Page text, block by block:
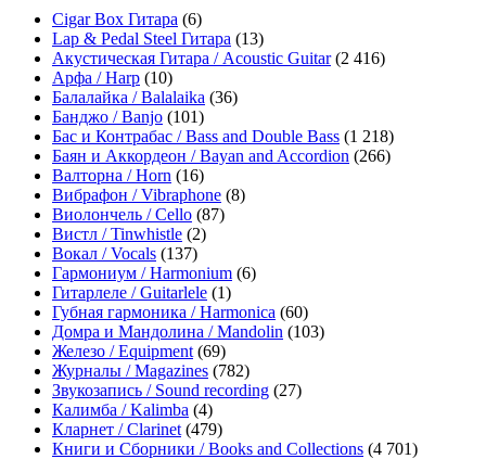
Cigar Box Гитара (6)
Lap & Pedal Steel Гитара (13)
Акустическая Гитара / Acoustic Guitar(2 416)
Арфа / Harp (10)
Балалайка / Balalaika (36)
Банджо / Banjo (101)
Бас и Контрабас / Bass and Double Bass (1 218)
Баян и Аккордеон / Bayan and Accordion (266)
Валторна / Horn (16)
Вибрафон / Vibraphone (8)
Виолончель / Cello (87)
Вистл / Tinwhistle (2)
Вокал / Vocals (137)
Гармониум / Harmonium (6)
Гитарлеле / Guitarlele (1)
Губная гармоника / Harmonica (60)
Домра и Мандолина / Mandolin (103)
Железо / Equipment (69)
Журналы / Magazines (782)
Звукозапись / Sound recording (27)
Калимба / Kalimba (4)
Кларнет / Clarinet (479)
Книги и Сборники / Books and Collections (4 701)